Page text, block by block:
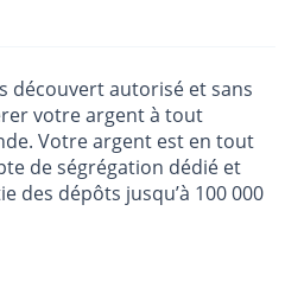
découvert autorisé et sans
votre argent à tout
Votre argent est en tout
de ségrégation dédié et
des dépôts jusqu’à 100 000